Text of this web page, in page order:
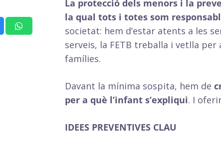
La protecció dels menors i la
la qual tots i totes som
societat: hem d’estar atents a les
serveis, la FETB treballa i vetlla per
famílies.
Davant la mínima sospita, hem de
per a què l’infant s’expliqui. I
IDEES PREVENTIVES CLAU